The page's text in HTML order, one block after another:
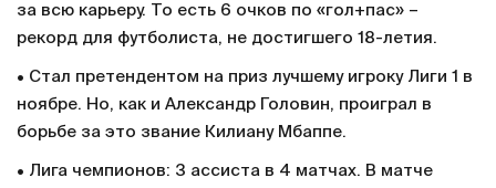
за всю карьеру. То есть 6 очков по «гол+пас» –
рекорд для футболиста, не достигшего 18-летия.
• Стал претендентом на приз лучшему игроку Лиги 1 в
ноябре. Но, как и Александр Головин, проиграл в
борьбе за это звание Килиану Мбаппе.
• Лига чемпионов: 3 ассиста в 4 матчах. В матче